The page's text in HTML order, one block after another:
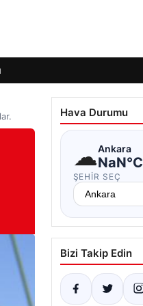
Hava Durumu
☁Ankara
NaN°C
ŞEHIR SEÇ
Bizi Takip Edin